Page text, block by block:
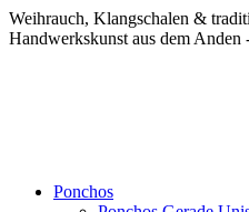
Weihrauch, Klangschalen &
Handwerkskunst aus dem
Ponchos